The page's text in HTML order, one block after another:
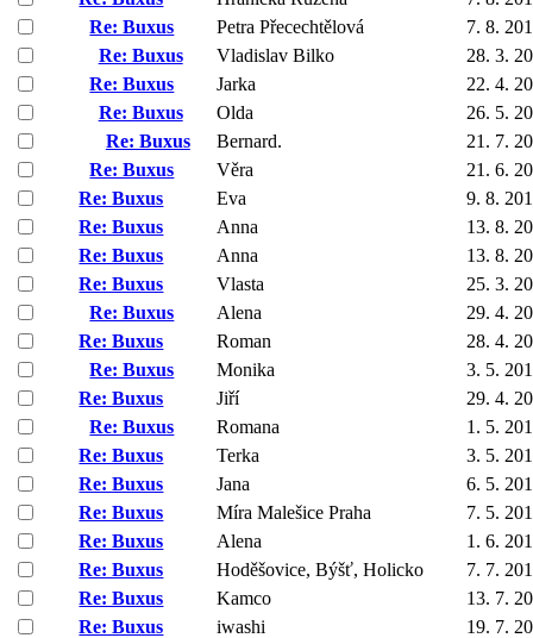
Re: Buxus
Petra Přecechtělová
7. 8.
Re: Buxus
Vladislav Bilko
28. 3.
Re: Buxus
Jarka
22. 4.
Re: Buxus
Olda
26. 5.
Re: Buxus
Bernard.
21. 7.
Re: Buxus
Věra
21. 6.
Re: Buxus
Eva
9. 8.
Re: Buxus
Anna
13. 8.
Re: Buxus
Anna
13. 8.
Re: Buxus
Vlasta
25. 3.
Re: Buxus
Alena
29. 4.
Re: Buxus
Roman
28. 4.
Re: Buxus
Monika
3. 5.
Re: Buxus
Jiří
29. 4.
Re: Buxus
Romana
1. 5.
Re: Buxus
Terka
3. 5.
Re: Buxus
Jana
6. 5.
Re: Buxus
Míra Malešice Praha
7. 5.
Re: Buxus
Alena
1. 6.
Re: Buxus
Hoděšovice, Býšť, Holicko
7. 7.
Re: Buxus
Kamco
13. 7.
Re: Buxus
iwashi
19. 7.